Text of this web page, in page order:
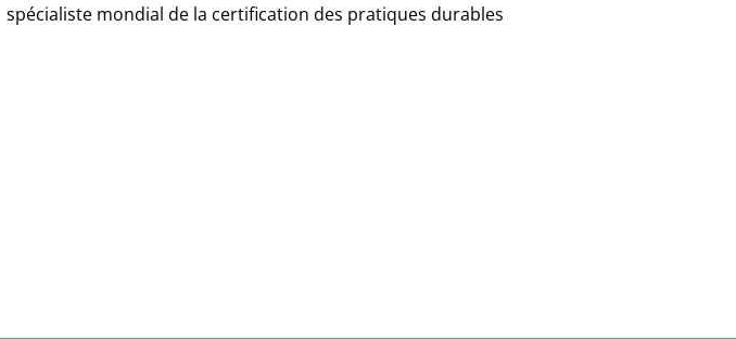
spécialiste mondial de la certification des pratiques durables